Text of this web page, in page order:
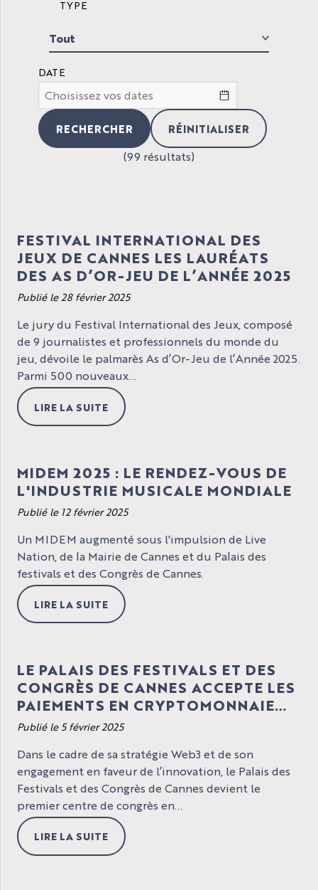
TYPE
DATE
(99 résultats)
FESTIVAL INTERNATIONAL DES
JEUX DE CANNES LES LAURÉATS
DES AS D’OR-JEU DE L’ANNÉE 2025
Publié le 28 février 2025
Le jury du Festival International des Jeux, composé
de 9 journalistes et professionnels du monde du
jeu, dévoile le palmarès As d’Or-Jeu de l’Année 2025.
Parmi 500 nouveaux...
LIRE LA SUITE
MIDEM 2025 : LE RENDEZ-VOUS DE
L'INDUSTRIE MUSICALE MONDIALE
Publié le 12 février 2025
Un MIDEM augmenté sous l'impulsion de Live
Nation, de la Mairie de Cannes et du Palais des
festivals et des Congrès de Cannes.
LIRE LA SUITE
LE PALAIS DES FESTIVALS ET DES
CONGRÈS DE CANNES ACCEPTE LES
PAIEMENTS EN CRYPTOMONNAIE
UNE PREMIÈRE EN FRANCE
Publié le 5 février 2025
Dans le cadre de sa stratégie Web3 et de son
engagement en faveur de l’innovation, le Palais des
Festivals et des Congrès de Cannes devient le
premier centre de congrès en...
LIRE LA SUITE